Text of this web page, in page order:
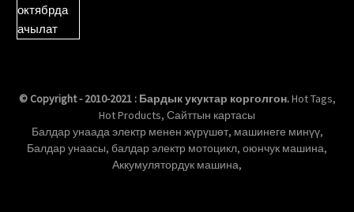
© Copyright - 2010-2021 : Бардык укуктар корголгон.Hot Tags,
Hot Products, Сайттын картасы
Балдар унаада электр менен жүрүшөт, машинеге минүү,
Балдар унаасы, балдар электр мотоцикл, оюнчук машина,
Аккумулятордук машина,